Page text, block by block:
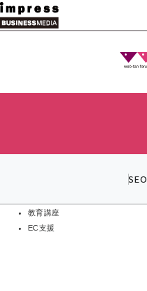
メ
イ
教育講座
EC支援
SEO